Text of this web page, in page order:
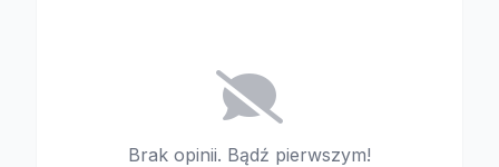
Brak opinii. Bądź pierwszym!